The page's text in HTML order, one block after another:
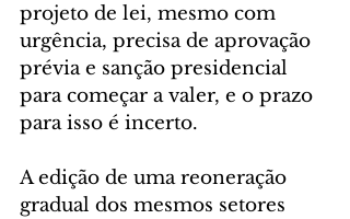
projeto de lei, mesmo com
urgência, precisa de aprovação
prévia e sanção presidencial
para começar a valer, e o prazo
para isso é incerto.
A edição de uma reoneração
gradual dos mesmos setores